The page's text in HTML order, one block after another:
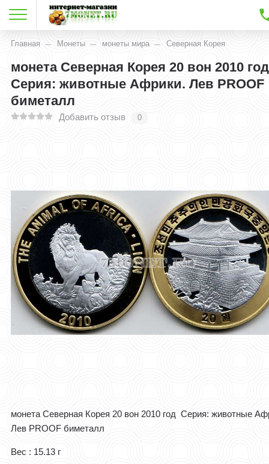
Главная Монеты монеты мира Северная Корея
монета Северная Корея 20 вон 2010 год
Серия: животные Африки. Лев PROOF
биметалл
Добавить отзыв 0
монета Северная Корея 20 вон 2010 год Серия: животные
Лев PROOF биметалл
Вес : 15.13 г